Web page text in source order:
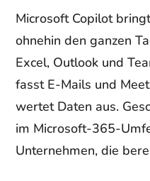
Microsoft Copilot
ohnehin den ganzen
Excel, Outlook und
fasst E-Mails und
wertet Daten aus.
im Microsoft-365-
Unternehmen, die